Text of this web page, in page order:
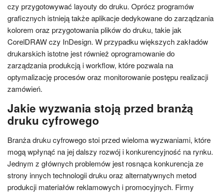
czy przygotowywać layouty do druku. Oprócz programów
graficznych istnieją także aplikacje dedykowane do zarządzania
kolorem oraz przygotowania plików do druku, takie jak
CorelDRAW czy InDesign. W przypadku większych zakładów
drukarskich istotne jest również oprogramowanie do
zarządzania produkcją i workflow, które pozwala na
optymalizację procesów oraz monitorowanie postępu realizacji
zamówień.
Jakie wyzwania stoją przed branżą
druku cyfrowego
Branża druku cyfrowego stoi przed wieloma wyzwaniami, które
mogą wpłynąć na jej dalszy rozwój i konkurencyjność na rynku.
Jednym z głównych problemów jest rosnąca konkurencja ze
strony innych technologii druku oraz alternatywnych metod
produkcji materiałów reklamowych i promocyjnych. Firmy